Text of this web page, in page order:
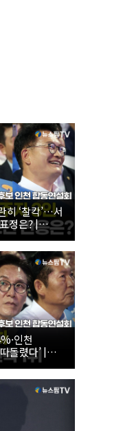
히 ‘찰칵’…서
정은? |
최고위원 후
인천
돌렸다’ |
고위원 후